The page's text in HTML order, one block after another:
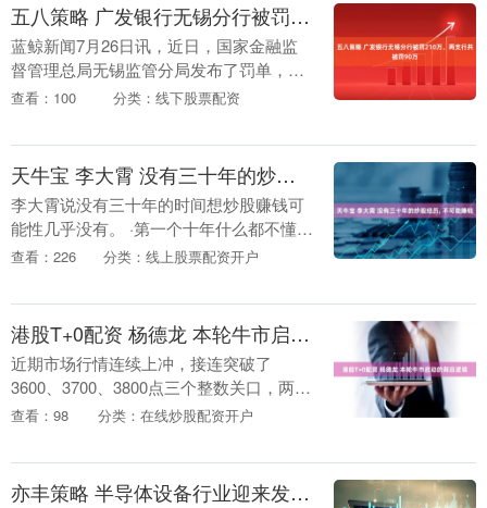
五八策略 广发银行无锡分行被罚210万，两支行共被罚90万
蓝鲸新闻7月26日讯，近日，国家金融监
督管理总局无锡监管分局发布了罚单，剑
指广发银行股份有限公司无锡分行、无锡
罚单显示，广....
查看：100 分类：线下股票配资
天牛宝 李大霄 没有三十年的炒股经历, 不可能赚钱
李大霄说没有三十年的时间想炒股赚钱可
能性几乎没有。 ·第一个十年什么都不懂，
根本不了解股票。 ·第二个十年知道一点股
极高....
查看：226 分类：线上股票配资开户
港股T+0配资 杨德龙 本轮牛市启动的背后逻辑
近期市场行情连续上冲，接连突破了
3600、3700、3800点三个整数关口，两市
成交量快速放大，甚至突破3万亿的日成交
调....
查看：98 分类：在线炒股配资开户
亦丰策略 半导体设备行业迎来发展黄金期 16只绩优潜力股曝光